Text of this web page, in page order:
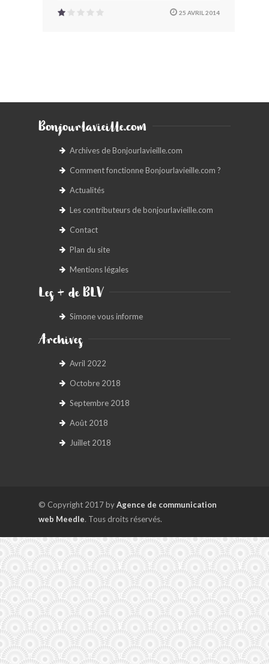
25 AVRIL 2014
Bonjourlavieille.com
Archives de Bonjourlavieille.com
Comment fonctionne Bonjourlavieille.com ?
Actualités
Les contributeurs de bonjourlavieille.com
Contact
Plan du site
Mentions légales
Les + de BLV
Simone vous informe
Archives
Avril 2022
Octobre 2018
Septembre 2018
Août 2018
Juillet 2018
© Copyright 2017 byAgence de communication
web Meedle. Tous droits réservés.